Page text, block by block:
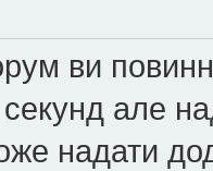
ви
але
надати